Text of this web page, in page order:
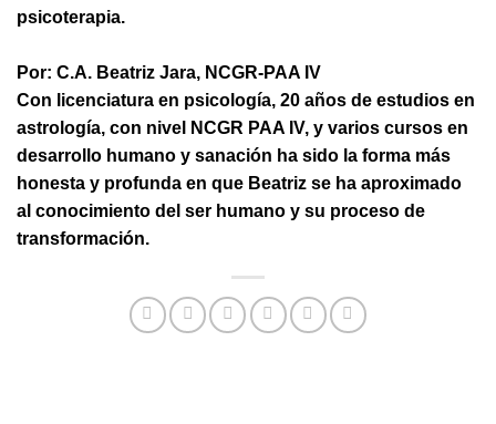
psicoterapia.
Por: C.A. Beatriz Jara, NCGR-PAA IV
Con licenciatura en psicología, 20 años de estudios en
astrología, con nivel NCGR PAA IV, y varios cursos en
desarrollo humano y sanación ha sido la forma más
honesta y profunda en que Beatriz se ha aproximado
al conocimiento del ser humano y su proceso de
transformación.